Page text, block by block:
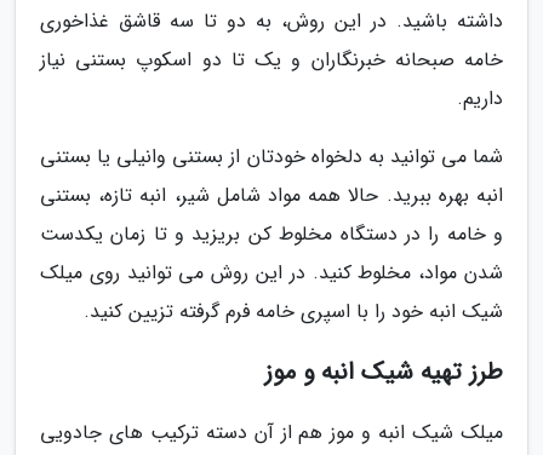
داشته باشید. در این روش، به دو تا سه قاشق غذاخوری
خامه صبحانه خبرنگاران و یک تا دو اسکوپ بستنی نیاز
داریم.
شما می توانید به دلخواه خودتان از بستنی وانیلی یا بستنی
انبه بهره ببرید. حالا همه مواد شامل شیر، انبه تازه، بستنی
و خامه را در دستگاه مخلوط کن بریزید و تا زمان یکدست
شدن مواد، مخلوط کنید. در این روش می توانید روی میلک
شیک انبه خود را با اسپری خامه فرم گرفته تزیین کنید.
طرز تهیه شیک انبه و موز
میلک شیک انبه و موز هم از آن دسته ترکیب های جادویی